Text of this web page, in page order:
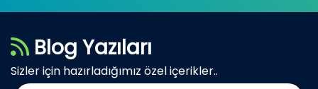
Blog Yazıları
Sizler için hazırladığımız özel içerikler..